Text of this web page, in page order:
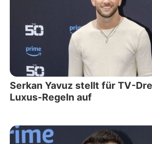
Serkan Yavuz stellt für TV-
Luxus-Regeln auf